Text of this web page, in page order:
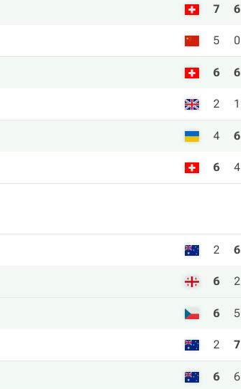
7 6
5 0
6 6
2 1
4 6
6 4
2 6
6 2
6 5
2 7
6 6